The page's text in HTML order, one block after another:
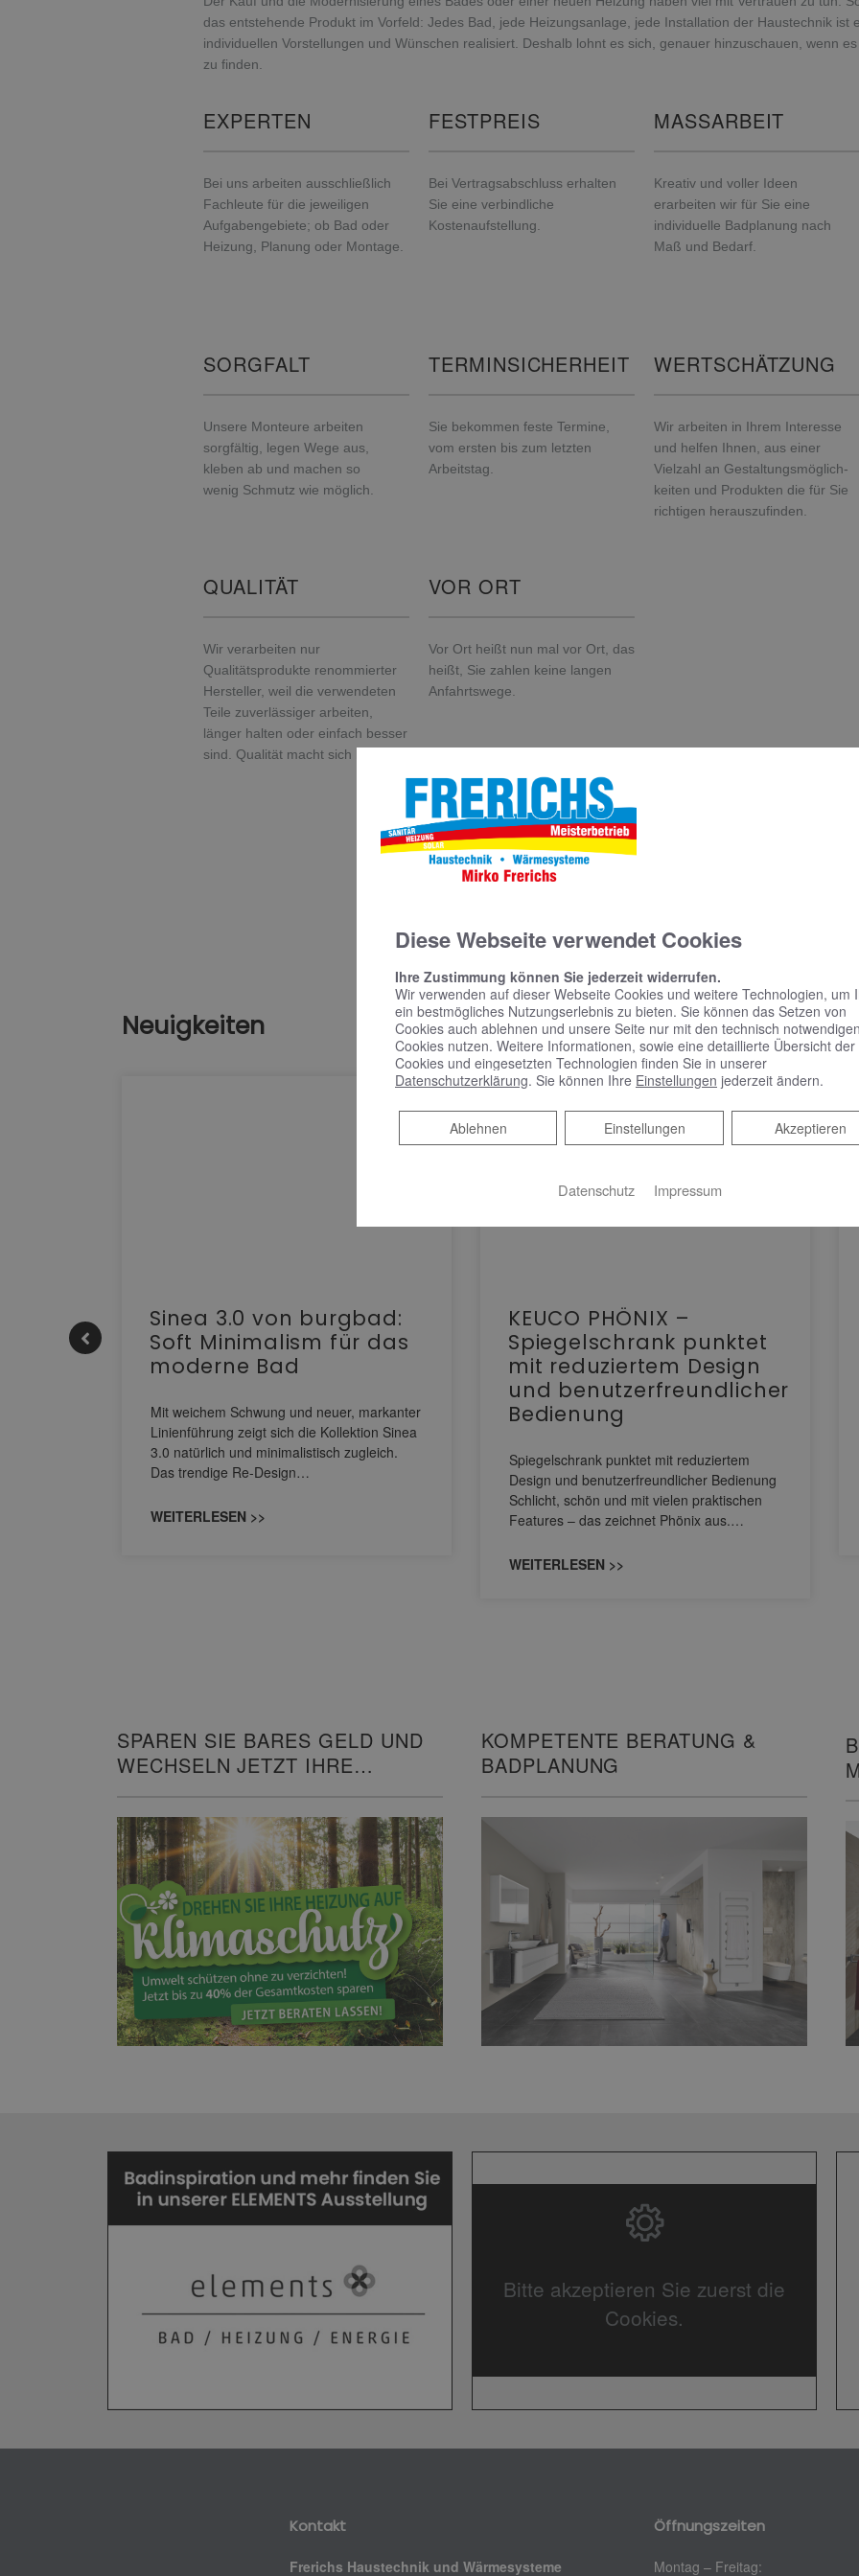
das entstehende Produkt im Vorfeld: Jedes Bad, jede Heizungsanlage, jede Installation der Haustechnik ist
individuellen Vorstellungen und Wünschen realisiert. Deshalb lohnt es sich, genauer hinzuschauen, wenn
zu finden.
EXPERTEN
Bei uns arbeiten ausschließlich
Fachleute für die jeweiligen
Aufgabengebiete; ob Bad oder
Heizung, Planung oder Montage.
FESTPREIS
Bei Vertragsabschluss erhalten
Sie eine verbindliche
Kostenaufstellung.
MASSARBEIT
Kreativ und voller Ideen
erarbeiten wir für Sie eine
individuelle Badplanung nach
Maß und Bedarf.
SORGFALT
Unsere Monteure arbeiten
sorgfältig, legen Wege aus,
kleben ab und machen so
wenig Schmutz wie möglich.
TERMINSICHERHEIT
Sie bekommen feste Termine,
vom ersten bis zum letzten
Arbeitstag.
WERTSCHÄTZUNG
Wir arbeiten in Ihrem Interesse
und helfen Ihnen, aus einer
Vielzahl an Gestaltungsmöglich-
keiten und Produkten die für Sie
richtigen herauszufinden.
QUALITÄT
Wir verarbeiten nur
Qualitätsprodukte renommierter
Hersteller, weil die verwendeten
Teile zuverlässiger arbeiten,
länger halten oder einfach besser
sind. Qualität macht sich bezahlt.
VOR ORT
Vor Ort heißt nun mal vor Ort, das
heißt, Sie zahlen keine langen
Anfahrtswege.
Neuigkeiten
Sinea 3.0 von burgbad:
Soft Minimalism für das
moderne Bad
Mit weichem Schwung und neuer, markanter
Linienführung zeigt sich die Kollektion Sinea
3.0 natürlich und minimalistisch zugleich.
Das trendige Re-Design…
WEITERLESEN >>
KEUCO PHÖNIX –
Spiegelschrank punktet
mit reduziertem Design
und benutzerfreundlicher
Bedienung
Spiegelschrank punktet mit reduziertem
Design und benutzerfreundlicher Bedienung
Schlicht, schön und mit vielen praktischen
Features – das zeichnet Phönix aus.…
WEITERLESEN >>
SPAREN SIE BARES GELD UND
WECHSELN JETZT IHRE
KOMPETENTE BERATUNG &
BADPLANUNG
Bitte akzeptieren Sie zuerst die
Cookies.
Kontakt
Frerichs Haustechnik und Wärmesysteme
Öffnungszeiten
Montag – Freitag:
Diese Webseite verwendet Cookies
Ihre Zustimmung können Sie jederzeit widerrufen.
Wir verwenden auf dieser Webseite Cookies und weitere Technologien, um
ein bestmögliches Nutzungserlebnis zu bieten. Sie können das Setzen von
Cookies auch ablehnen und unsere Seite nur mit den technisch notwendigen
Cookies nutzen. Weitere Informationen, sowie eine detaillierte Übersicht der
Cookies und eingesetzten Technologien finden Sie in unserer
Datenschutzerklärung. Sie können Ihre Einstellungen jederzeit ändern.
Akzeptieren
Einstellungen
Ablehnen
Ablehnen
Datenschutz Impressum